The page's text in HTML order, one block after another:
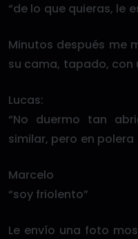
“de lo que quieras, le
Minutos después me
su cama, tapado, con
Lucas:
“No duermo tan
similar, pero en polera
Marcelo
“soy friolento”
Le envío una foto